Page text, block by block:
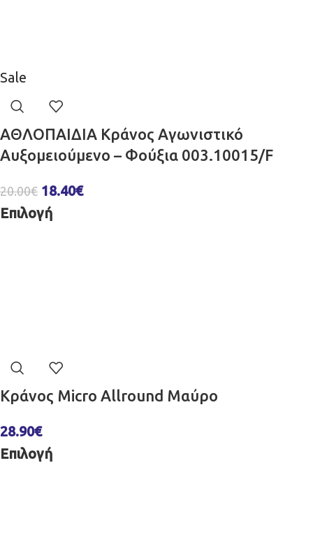
Sale
ΑΘΛΟΠΑΙΔΙΑ Κράνος Aγωνιστικό
Αυξομειούμενο – Φούξια 003.10015/F
20.00€ 18.40€
Επιλογή
Κράνος Micro Allround Μαύρο
28.90€
Επιλογή